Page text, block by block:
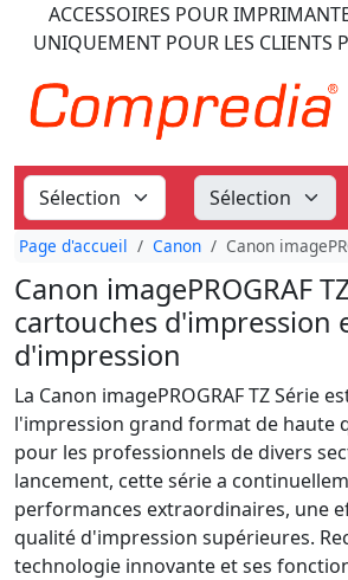
ACCESSOIRES POUR
UNIQUEMENT POUR LES CLIENTS
Page d'accueil Canon Canon
Canon imagePROGRAF
cartouches d'impression
d'impression
La Canon imagePROGRAF TZ Série
l'impression grand format de haute
pour les professionnels de divers
lancement, cette série a
performances extraordinaires, une
qualité d'impression supérieures.
technologie innovante et ses